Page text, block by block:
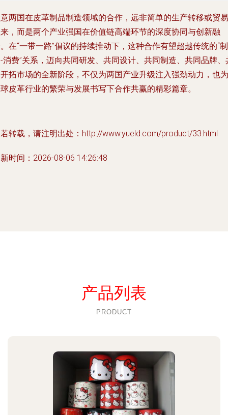
两国在皮革制品制造领域的合作，远非简单的生产转移或贸易
，而是两个产业强国在价值链高端环节的深度协同与创新融
在“一带一路”倡议的持续推动下，这种合作有望超越传统的“制
消费”关系，迈向共同研发、共同设计、共同制造、共同品牌、
拓市场的全新阶段，不仅为两国产业升级注入强劲动力，也为
皮革行业的繁荣与发展书写下合作共赢的精彩篇章。
转载，请注明出处：http://www.yueld.com/product/33.html
时间：2026-08-06 14:26:48
产品列表
PRODUCT